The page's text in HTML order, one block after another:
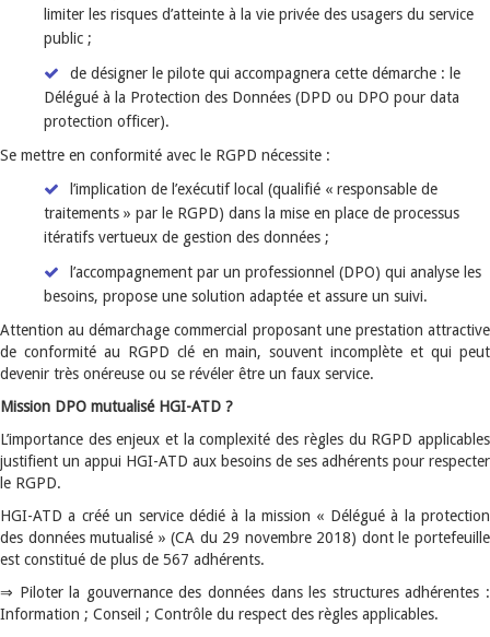
limiter les risques d’atteinte à la vie privée des usagers du service
public ;
de désigner le pilote qui accompagnera cette démarche : le
Délégué à la Protection des Données (DPD ou DPO pour data
protection officer).
Se mettre en conformité avec le RGPD nécessite :
l’implication de l’exécutif local (qualifié « responsable de
traitements » par le RGPD) dans la mise en place de processus
itératifs vertueux de gestion des données ;
l’accompagnement par un professionnel (DPO) qui analyse les
besoins, propose une solution adaptée et assure un suivi.
Attention au démarchage commercial proposant une prestation attractive
de conformité au RGPD clé en main, souvent incomplète et qui peut
devenir très onéreuse ou se révéler être un faux service.
Mission DPO mutualisé HGI-ATD ?
L’importance des enjeux et la complexité des règles du RGPD applicables
justifient un appui HGI-ATD aux besoins de ses adhérents pour respecter
le RGPD.
HGI-ATD a créé un service dédié à la mission « Délégué à la protection
des données mutualisé » (CA du 29 novembre 2018) dont le portefeuille
est constitué de plus de 567 adhérents.
⇒ Piloter la gouvernance des données dans les structures adhérentes :
Information ; Conseil ; Contrôle du respect des règles applicables.